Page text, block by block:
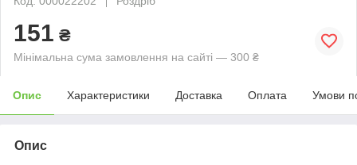
151 ₴
Мінімальна сума замовлення на сайті — 300 ₴
Опис Характеристики Доставка Оплата Умови
Опис